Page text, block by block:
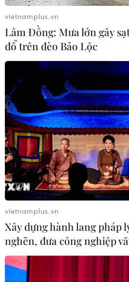
phát hơn bất ổn tài chính
21/03/2023 23:50
Bất chấp việc UBS đồng ý tiếp
Suisse, các nhà đầu tư vẫn lo
mà một số trái chủ của Credit
chịu.
Hệ thống tài chính
ổn định trở lại
vietnamplus.vn
Lâm Đồng: Mưa lớn gây
đổ trên đèo Bảo Lộc
vietnamplus.vn
Xây dựng hành lang pháp
nghẽn, đưa công nghiệp